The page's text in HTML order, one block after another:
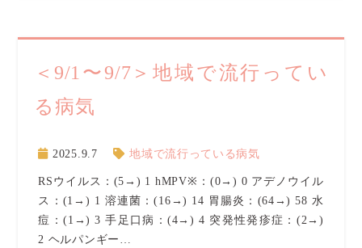
＜9/1〜9/7＞地域で流行ってい
る病気
2025.9.7 地域で流行っている病気
RSウイルス：(5→) 1 hMPV※：(0→) 0 アデノウイル
ス：(1→) 1 溶連菌：(16→) 14 胃腸炎：(64→) 58 水
痘：(1→) 3 手足口病：(4→) 4 突発性発疹症：(2→)
2 ヘルパンギー…